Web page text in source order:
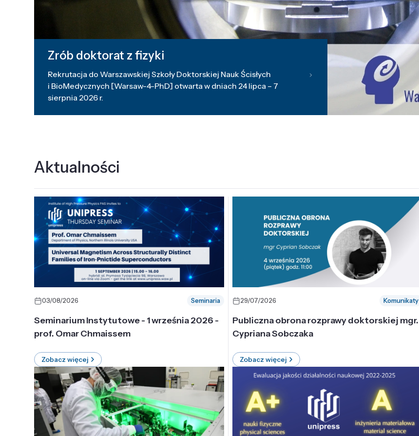
Zrób doktorat z fizyki
Rekrutacja do Warszawskiej Szkoły Doktorskiej Nauk Ścisłych
i BioMedycznych [Warsaw-4-PhD] otwarta w dniach 24 lipca – 7
sierpnia 2026 r.
Aktualności
03/08/2026 Seminaria
Seminarium Instytutowe - 1 września 2026 -
prof. Omar Chmaissem
Zobacz więcej
29/07/2026 Komunikaty
Publiczna obrona rozprawy doktorskiej mgr.
Cypriana Sobczaka
Zobacz więcej